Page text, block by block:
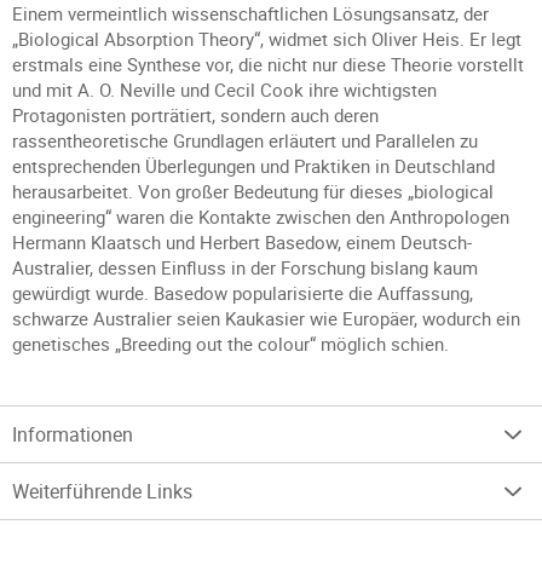
Einem vermeintlich wissenschaftlichen Lösungsansatz, der
„Biological Absorption Theory“, widmet sich Oliver Heis. Er legt
erstmals eine Synthese vor, die nicht nur diese Theorie vorstellt
und mit A. O. Neville und Cecil Cook ihre wichtigsten
Protagonisten porträtiert, sondern auch deren
rassentheoretische Grundlagen erläutert und Parallelen zu
entsprechenden Überlegungen und Praktiken in Deutschland
herausarbeitet. Von großer Bedeutung für dieses „biological
engineering“ waren die Kontakte zwischen den Anthropologen
Hermann Klaatsch und Herbert Basedow, einem Deutsch-
Australier, dessen Einfluss in der Forschung bislang kaum
gewürdigt wurde. Basedow popularisierte die Auffassung,
schwarze Australier seien Kaukasier wie Europäer, wodurch ein
genetisches „Breeding out the colour“ möglich schien.
Informationen
Weiterführende Links